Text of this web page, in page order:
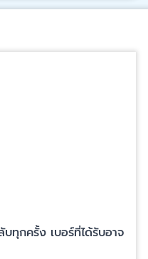
ทุกครั้ง เบอร์ที่ได้รับอาจ